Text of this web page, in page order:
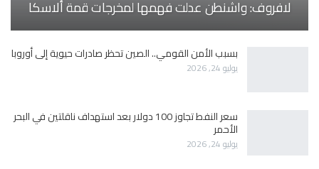
لافروف: واشنطن عدلت فهمها لمخرجات قمة ألاسكا
بسبب الأمن القومي.. الصين تحظر صادرات حيوية إلى أوروبا
يوليو 24, 2026
سعر النفط تجاوز 100 دولار بعد استهداف ناقلتين في البحر
الأحمر
يوليو 24, 2026